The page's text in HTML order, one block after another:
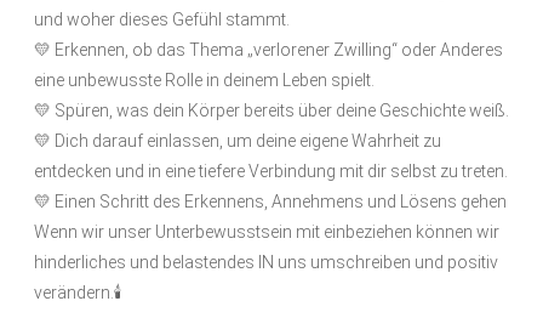
und woher dieses Gefühl stammt.
💛 Erkennen, ob das Thema „verlorener Zwilling“ oder Anderes
eine unbewusste Rolle in deinem Leben spielt.
💛 Spüren, was dein Körper bereits über deine Geschichte weiß.
💛 Dich darauf einlassen, um deine eigene Wahrheit zu
entdecken und in eine tiefere Verbindung mit dir selbst zu treten.
💛 Einen Schritt des Erkennens, Annehmens und Lösens gehen
Wenn wir unser Unterbewusstsein mit einbeziehen können wir
hinderliches und belastendes IN uns umschreiben und positiv
verändern.🕯️